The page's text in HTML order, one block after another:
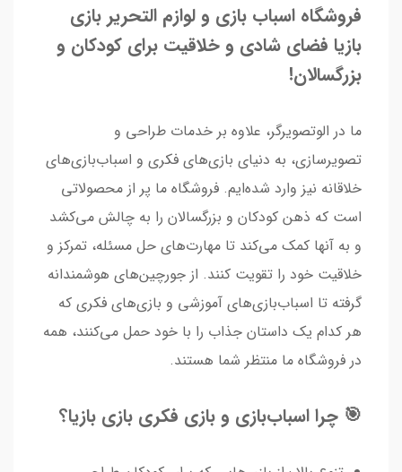
فروشگاه اسباب بازی و لوازم التحریر بازی
بازیا فضای شادی و خلاقیت برای کودکان و
بزرگسالان!
ما در الوتصویرگر، علاوه بر خدمات طراحی و
تصویرسازی، به دنیای بازی‌های فکری و اسباب‌بازی‌های
خلاقانه نیز وارد شده‌ایم. فروشگاه ما پر از محصولاتی
است که ذهن کودکان و بزرگسالان را به چالش می‌کشد
و به آنها کمک می‌کند تا مهارت‌های حل مسئله، تمرکز و
خلاقیت خود را تقویت کنند. از جورچین‌های هوشمندانه
گرفته تا اسباب‌بازی‌های آموزشی و بازی‌های فکری که
هر کدام یک داستان جذاب را با خود حمل می‌کنند، همه
در فروشگاه ما منتظر شما هستند.
🎯 چرا اسباب‌بازی و بازی فکری بازی بازیا؟